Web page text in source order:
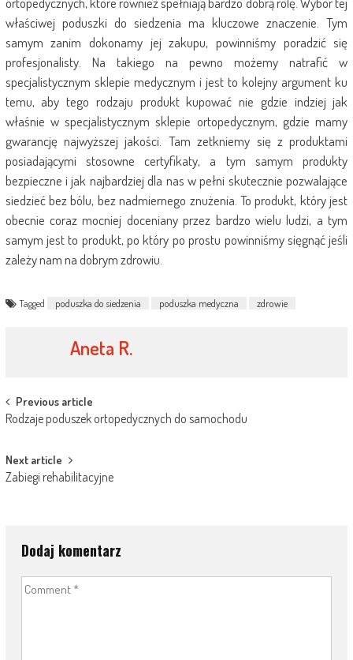
właściwej poduszki do siedzenia ma kluczowe znaczenie. Tym
samym zanim dokonamy jej zakupu, powinniśmy poradzić się
profesjonalisty. Na takiego na pewno możemy natrafić w
specjalistycznym sklepie medycznym i jest to kolejny argument ku
temu, aby tego rodzaju produkt kupować nie gdzie indziej jak
właśnie w specjalistycznym sklepie ortopedycznym, gdzie mamy
gwarancję najwyższej jakości. Tam zetkniemy się z produktami
posiadającymi stosowne certyfikaty, a tym samym produkty
bezpieczne i jak najbardziej dla nas w pełni skutecznie pozwalające
siedzieć bez bólu, bez nadmiernego znużenia. To produkt, który jest
obecnie coraz mocniej doceniany przez bardzo wielu ludzi, a tym
samym jest to produkt, po który po prostu powinniśmy sięgnąć jeśli
zależy nam na dobrym zdrowiu.
Tagged poduszka do siedzenia poduszka medyczna zdrowie
Aneta R.
Post
navigation
Previous article
Rodzaje poduszek ortopedycznych do samochodu
Next article
Zabiegi rehabilitacyjne
Dodaj komentarz